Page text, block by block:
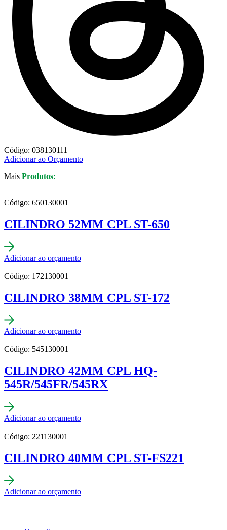
Código: 038130111
Adicionar ao Orçamento
Mais Produtos:
Código: 650130001
CILINDRO 52MM CPL ST-650
Adicionar ao orçamento
Código: 172130001
CILINDRO 38MM CPL ST-172
Adicionar ao orçamento
Código: 545130001
CILINDRO 42MM CPL HQ-
545R/545FR/545RX
Adicionar ao orçamento
Código: 221130001
CILINDRO 40MM CPL ST-FS221
Adicionar ao orçamento